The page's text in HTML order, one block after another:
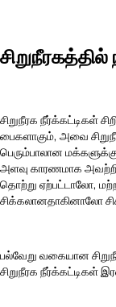
சிறுநீரக நீர்க்கட்டிகள்
பைகளாகும், அவை
பெரும்பாலான
அளவு காரணமாக
தொற்று ஏற்பட்டாலோ,
சிக்கலானதாகினாலோ
பல்வேறு வகையான
சிறுநீரக